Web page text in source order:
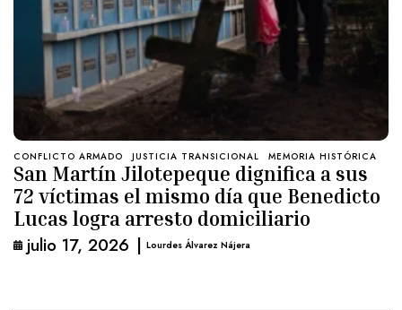
CONFLICTO ARMADO JUSTICIA TRANSICIONAL MEMORIA HISTÓRICA
San Martín Jilotepeque dignifica a sus
72 víctimas el mismo día que Benedicto
Lucas logra arresto domiciliario
julio 17, 2026 | Lourdes Álvarez Nájera